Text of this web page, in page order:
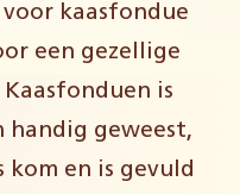
kaasfondue
een gezellige
is
handig geweest,
en is gevuld